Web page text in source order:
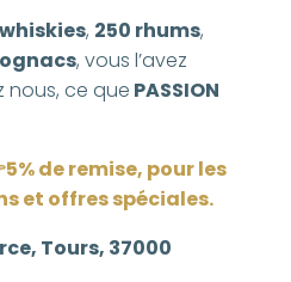
, 250 rhums,
, vous l’avez
nous, ce que PASSION
de remise, pour les
et offres spéciales.
Tours, 37000